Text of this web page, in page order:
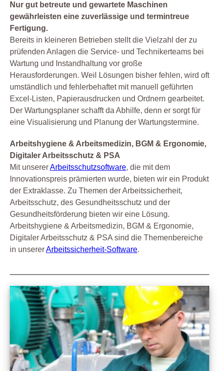
Nur gut betreute und gewartete Maschinen
gewährleisten eine zuverlässige und termintreue
Fertigung.
Bereits in kleineren Betrieben stellt die Vielzahl der zu
prüfenden Anlagen die Service- und Technikerteams bei
Wartung und Instandhaltung vor große
Herausforderungen. Weil Lösungen bisher fehlen, wird oft
umständlich und fehlerbehaftet mit manuell geführten
Excel-Listen, Papierausdrucken und Ordnern gearbeitet.
Der Wartungsplaner schafft da Abhilfe, denn er sorgt für
eine Visualisierung und Planung der Wartungstermine.
Arbeitshygiene & Arbeitsmedizin, BGM & Ergonomie,
Digitaler Arbeitsschutz & PSA
Mit unsererArbeitsschutzsoftware, die mit dem
Innovationspreis prämierten wurde, bieten wir ein Produkt
der Extraklasse. Zu Themen der Arbeitssicherheit,
Arbeitsschutz, des Gesundheitsschutz und der
Gesundheitsförderung bieten wir eine Lösung.
Arbeitshygiene & Arbeitsmedizin, BGM & Ergonomie,
Digitaler Arbeitsschutz & PSA sind die Themenbereiche
in unsererArbeitssicherheit-Software.